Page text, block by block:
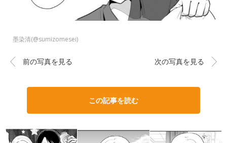
墨染清(@sumizomesei)
前の写真を見る 次の写真を見る
この記事を読む